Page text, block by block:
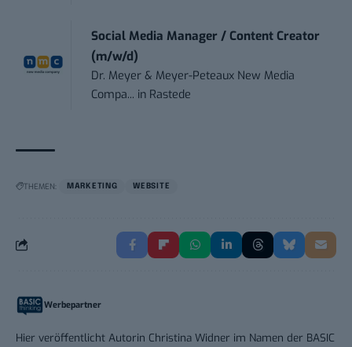
Social Media Manager / Content Creator
(m/w/d)
Dr. Meyer & Meyer-Peteaux New Media
Compa... in Rastede
THEMEN: MARKETING WEBSITE
Werbepartner
Hier veröffentlicht Autorin Christina Widner im Namen der BASIC